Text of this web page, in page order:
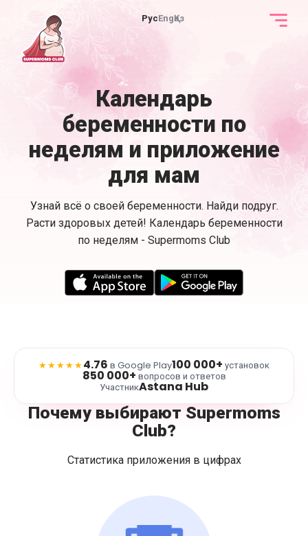
РусEngҚаз
Календарь
беременности по
неделям и приложение
для мам
Узнай всё о своей беременности. Найди подруг.
Расти здоровых детей! Календарь беременности
по неделям - Supermoms Club
★★★★★4.76 в Google Play100 000+ установок
850 000+ вопросов и ответов
УчастникAstana Hub
Почему выбирают Supermoms
Club?
Статистика приложения в цифрах